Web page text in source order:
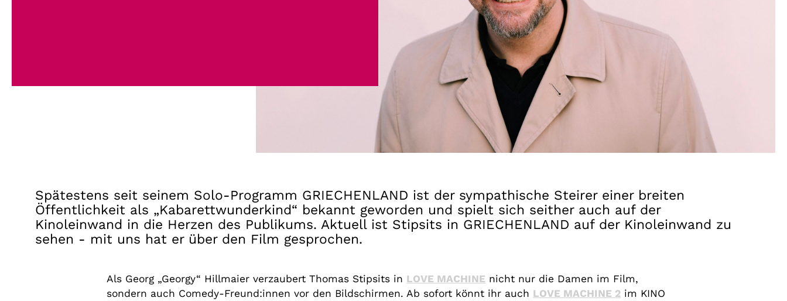
Suche
Spätestens seit seinem Solo-Programm GRIECHENLAND ist der sympathische Steirer einer breiten
Öffentlichkeit als „Kabarettwunderkind“ bekannt geworden und spielt sich seither auch auf der
Kinoleinwand in die Herzen des Publikums. Aktuell ist Stipsits in GRIECHENLAND auf der Kinoleinwand zu
sehen - mit uns hat er über den Film gesprochen.
Als Georg „Georgy“ Hillmaier verzaubert Thomas Stipsits in LOVE MACHINE nicht nur die Damen im Film,
sondern auch Comedy-Freund:innen vor den Bildschirmen. Ab sofort könnt ihr auch LOVE MACHINE 2 im KINO